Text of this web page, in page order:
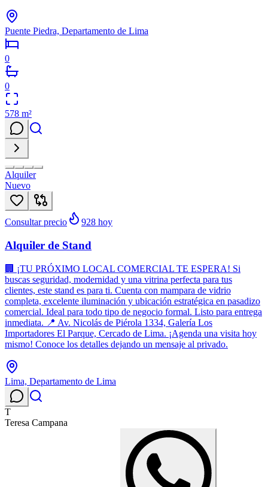
Puente Piedra, Departamento de Lima
0
0
578 m²
Alquiler
Nuevo
Consultar precio 928 hoy
Alquiler de Stand
🏢 ¡TU PRÓXIMO LOCAL COMERCIAL TE ESPERA! Si
buscas seguridad, modernidad y una vitrina perfecta para tus
clientes, este stand es para ti. Cuenta con mampara de vidrio
completa, excelente iluminación y ubicación estratégica en pasadizo
comercial. Ideal para todo tipo de negocio formal. Listo para entrega
inmediata. 📍 Av. Nicolás de Piérola 1334, Galería Los
Importadores El Parque, Cercado de Lima. ¡Agenda una visita hoy
mismo! Conoce los detalles dejando un mensaje al privado.
Lima, Departamento de Lima
T
Teresa Campana